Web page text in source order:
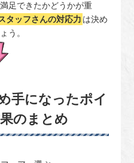
足できたかどうかが重
タッフさんの対応力 は決め
う。
手になったポイ
のまとめ